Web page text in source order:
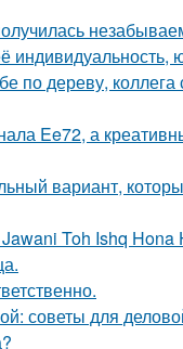
индивидуальность,
по дереву,
Ee72, а
вариант,
Toh Ishq Hona
советы для